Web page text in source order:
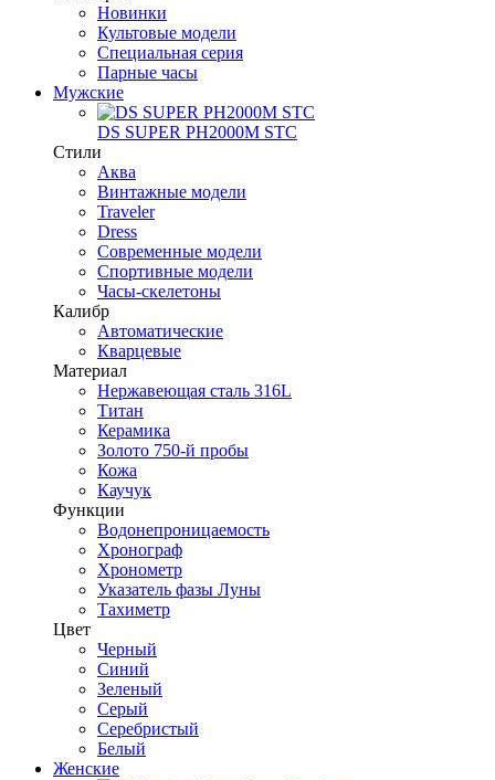
Новинки
Культовые модели
Специальная серия
Парные часы
Мужские
DS SUPER PH2000M STC
Стили
Аква
Винтажные модели
Traveler
Dress
Современные модели
Спортивные модели
Часы-скелетоны
Калибр
Автоматические
Кварцевые
Материал
Нержавеющая сталь 316L
Титан
Керамика
Золото 750-й пробы
Кожа
Каучук
Функции
Водонепроницаемость
Хронограф
Хронометр
Указатель фазы Луны
Тахиметр
Цвет
Черный
Синий
Зеленый
Серый
Серебристый
Белый
Женские